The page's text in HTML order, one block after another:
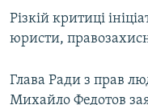
Різкій критиці
юристи,
Глава Ради з прав
Михайло Федотов